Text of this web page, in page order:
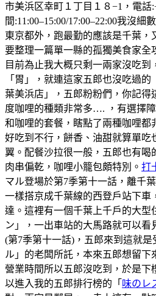
市美浜区幸町１丁目１８−1，電話
間:11:00–15:00/17:00–22:00我沒細
東京都外，跑最勤的應該是千葉，
要整理一篇單一縣的孤獨美食家全
目前為止我大概只剩一兩家沒吃到
「胃」，就連這家五郎也沒吃過
葉美浜店」，五郎粉粉們，你記得
度咖哩的種類非常多…. ，有選擇
和咖哩的套餐，瞎點了兩種咖哩都
好吃到不行，餅香、油甜就算單吃
翼。配餐沙拉很一般，五郎也有喝
肉串偏乾，咖哩小籠包頗特別。 打
マル登場於第7季第十一話，離千
一樣搭京成千葉線的西登戶站下車
達。這裡有一個千葉上千戶的大型
ン」，一出車站的大馬路就可以看
(第7季第十一話)，五郎來到這就
ル」的老闆所託，本來五郎想留
營業時間所以五郎沒吃到，於是下
以進入我的五郎排行榜的「 味のレ